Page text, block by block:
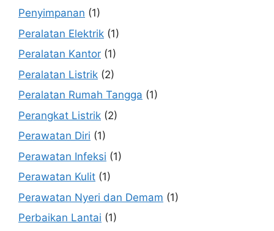
Penyimpanan (1)
Peralatan Elektrik (1)
Peralatan Kantor (1)
Peralatan Listrik (2)
Peralatan Rumah Tangga (1)
Perangkat Listrik (2)
Perawatan Diri (1)
Perawatan Infeksi (1)
Perawatan Kulit (1)
Perawatan Nyeri dan Demam (1)
Perbaikan Lantai (1)